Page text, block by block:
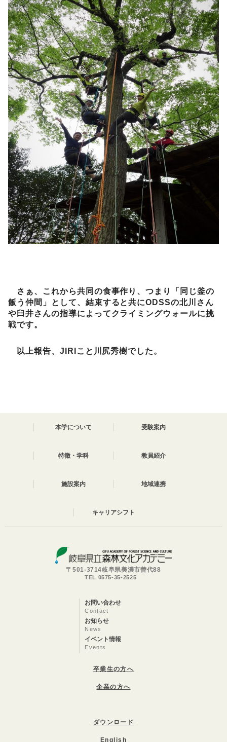
さぁ、これから共同の食事作り、つまり「同じ釜の
飯う仲間」として、結束すると共にODSSの北川さん
や臼井さんの指導によってクライミングウォールに挑
戦です。
以上報告、JIRIこと川尻秀樹でした。
本学について 受験案内
特徴・学科 教員紹介
施設案内 地域連携
キャリアシフト
〒501-3714岐阜県美濃市曽代88
TEL 0575-35-2525
お問い合わせ
Contact
お知らせ
News
イベント情報
Events
卒業生の方へ
企業の方へ
ダウンロード
English